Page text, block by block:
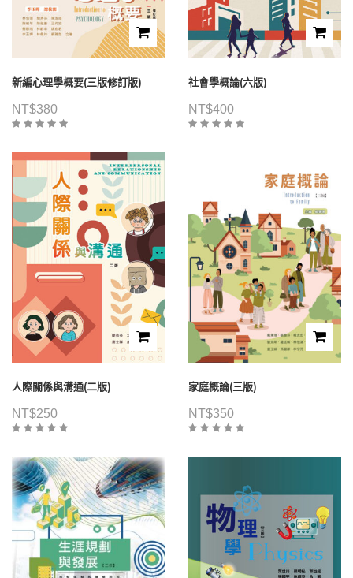
新編心理學概要(三版修訂版)
NT$380
社會學概論(六版)
NT$400
人際關係與溝通(二版)
NT$250
家庭概論(三版)
NT$350